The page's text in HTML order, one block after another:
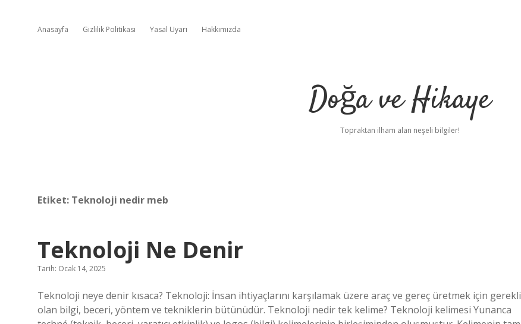
Anasayfa Gizlilik Politikası Yasal Uyarı Hakkımızda
Doğa ve Hikaye
Topraktan ilham alan neşeli bilgiler!
Etiket: Teknoloji nedir meb
Teknoloji Ne Denir
Tarih: Ocak 14, 2025
Teknoloji neye denir kısaca? Teknoloji: İnsan ihtiyaçlarını karşılamak üzere araç ve gereç üretmek için gerekli
olan bilgi, beceri, yöntem ve tekniklerin bütünüdür. Teknoloji nedir tek kelime? Teknoloji kelimesi Yunanca